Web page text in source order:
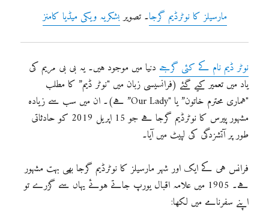
مارسیلز کا نوٹرڈیم گرجا۔ تصویربشکریہ ویکی میڈیا کامنز
نوٹر ڈیم نام کے کئی گرجے دنیا میں موجود ہیں۔ یہ بی بی مریم کی
یاد میں تعمیر کیے گئے (فرانسیسی زبان میں "نوٹر ڈیم” کا مطلب
"ہماری محترم خاتون” یا "Our Lady” ہے)۔ ان میں سب سے زیادہ
مشہور پیرس کا نوٹرڈیم گرجا ہے جو 15 اپریل 2019 کو حادثاتی
طور پر آتشزدگی کی لپیٹ میں آیا۔
فرانس ہی کے ایک اور شہر مارسیلز کا نوٹرڈیم گرجا بھی بہت مشہور
ہے۔ 1905 میں علامہ اقبال یورپ جاتے ہوئے یہاں سے گزرے تو
اپنے سفرنامے میں لکھا: